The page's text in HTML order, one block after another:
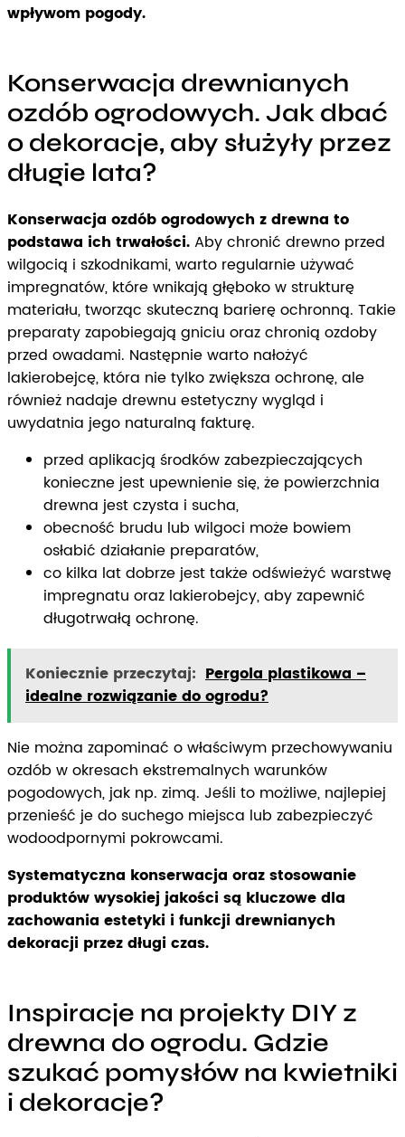
wpływom pogody.
Konserwacja drewnianych
ozdób ogrodowych. Jak dbać
o dekoracje, aby służyły przez
długie lata?
Konserwacja ozdób ogrodowych z drewna to
podstawa ich trwałości.Aby chronić drewno przed
wilgocią i szkodnikami, warto regularnie używać
impregnatów, które wnikają głęboko w strukturę
materiału, tworząc skuteczną barierę ochronną. Takie
preparaty zapobiegają gniciu oraz chronią ozdoby
przed owadami. Następnie warto nałożyć
lakierobejcę, która nie tylko zwiększa ochronę, ale
również nadaje drewnu estetyczny wygląd i
uwydatnia jego naturalną fakturę.
przed aplikacją środków zabezpieczających
konieczne jest upewnienie się, że powierzchnia
drewna jest czysta i sucha,
obecność brudu lub wilgoci może bowiem
osłabić działanie preparatów,
co kilka lat dobrze jest także odświeżyć warstwę
impregnatu oraz lakierobejcy, aby zapewnić
długotrwałą ochronę.
Koniecznie przeczytaj: Pergola plastikowa –
idealne rozwiązanie do ogrodu?
Nie można zapominać o właściwym przechowywaniu
ozdób w okresach ekstremalnych warunków
pogodowych, jak np. zimą. Jeśli to możliwe, najlepiej
przenieść je do suchego miejsca lub zabezpieczyć
wodoodpornymi pokrowcami.
Systematyczna konserwacja oraz stosowanie
produktów wysokiej jakości są kluczowe dla
zachowania estetyki i funkcji drewnianych
dekoracji przez długi czas.
Inspiracje na projekty DIY z
drewna do ogrodu. Gdzie
szukać pomysłów na kwietniki
i dekoracje?